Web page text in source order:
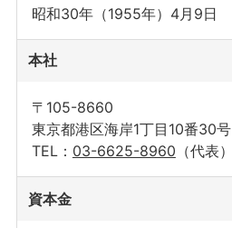
昭和30年（1955年）4月9日
本社
〒105-8660
東京都港区海岸1丁目10番30号
TEL： 03-6625-8960 （代表）
資本金